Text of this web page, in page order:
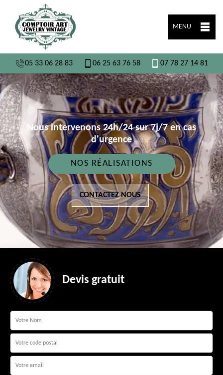
MENU
05 33 06 28 83 06 25 63 76 58 07 78 27 14 81
Nous intervenons 24h/24 sur 7j/7 en cas
d'urgence
NOS RÉALISATIONS
CONTACTEZ NOUS
Devis gratuit